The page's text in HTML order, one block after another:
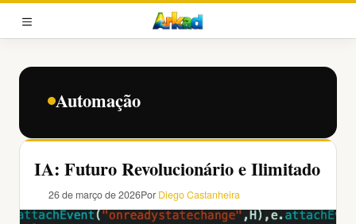
Pular
para
conteúdo
MENU
Automação
IA: Futuro Revolucionário e Ilimitado
26 de março de 2026Por Diego Castanheira